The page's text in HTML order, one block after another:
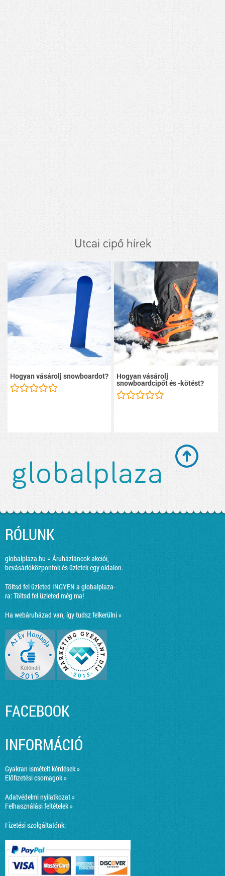
Utcai cipő hírek
Hogyan vásárolj snowboardot? Hogyan vásárolj
snowboardcipőt és -kötést?
RÓLUNK
globalplaza.hu = Áruházláncok akciói,
bevásárlóközpontok és üzletek egy oldalon.
Töltsd fel üzleted INGYEN a globalplaza-
ra:Töltsd fel üzleted még ma!
Ha webáruházad van, így tudsz felkerülni »
FACEBOOK
INFORMÁCIÓ
Gyakran ismételt kérdések »
Előfizetési csomagok »
Adatvédelmi nyilatkozat »
Felhasználási feltételek »
Fizetési szolgáltatónk: